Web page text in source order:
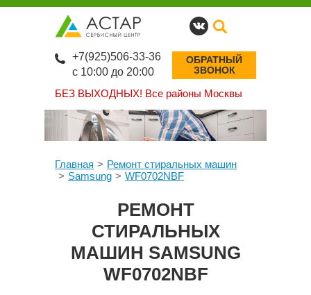
БЕЗ ВЫХОДНЫХ! Все районы Москвы
+7(925)506-33-36
с 10:00 до 20:00
ОБРАТНЫЙ
ЗВОНОК
Главная
Ремонт стиральных машин
Samsung
WF0702NBF
РЕМОНТ
СТИРАЛЬНЫХ
МАШИН SAMSUNG
WF0702NBF